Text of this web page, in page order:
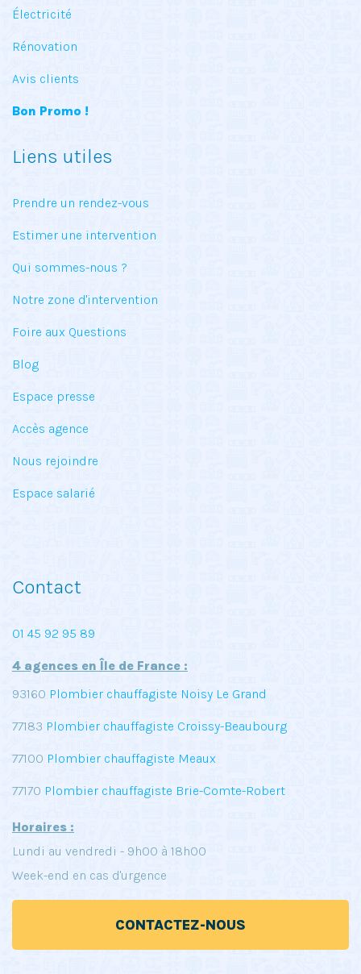
Électricité
Rénovation
Avis clients
Bon Promo !
Liens utiles
Prendre un rendez-vous
Estimer une intervention
Qui sommes-nous ?
Notre zone d'intervention
Foire aux Questions
Blog
Espace presse
Accès agence
Nous rejoindre
Espace salarié
Contact
01 45 92 95 89
4 agences en Île de France :
93160 Plombier chauffagiste Noisy Le Grand
77183 Plombier chauffagiste Croissy-Beaubourg
77100 Plombier chauffagiste Meaux
77170 Plombier chauffagiste Brie-Comte-Robert
Horaires :
Lundi au vendredi - 9h00 à 18h00
Week-end en cas d'urgence
CONTACTEZ-NOUS